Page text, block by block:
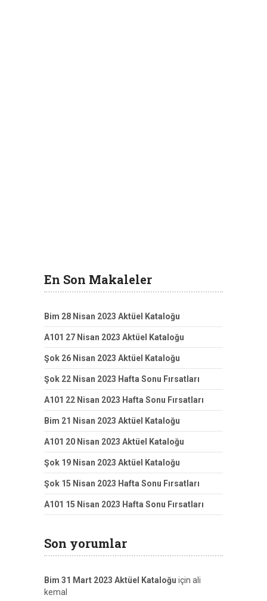
En Son Makaleler
Bim 28 Nisan 2023 Aktüel Kataloğu
A101 27 Nisan 2023 Aktüel Kataloğu
Şok 26 Nisan 2023 Aktüel Kataloğu
Şok 22 Nisan 2023 Hafta Sonu Fırsatları
A101 22 Nisan 2023 Hafta Sonu Fırsatları
Bim 21 Nisan 2023 Aktüel Kataloğu
A101 20 Nisan 2023 Aktüel Kataloğu
Şok 19 Nisan 2023 Aktüel Kataloğu
Şok 15 Nisan 2023 Hafta Sonu Fırsatları
A101 15 Nisan 2023 Hafta Sonu Fırsatları
Son yorumlar
Bim 31 Mart 2023 Aktüel Kataloğu için ali
kemal